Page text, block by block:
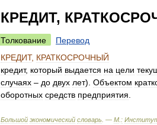
КРЕДИТ,
Толкование
Перевод
КРЕДИТ, КРАТКОСРОЧНЫЙ
кредит, который выдается на цели
случаях – до двух лет). Объектом
оборотных средств предприятия
Большой экономический словарь . — М :